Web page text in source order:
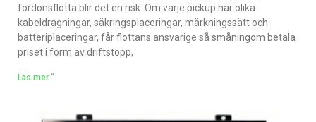
fordonsflotta blir det en risk. Om varje pickup har olika
kabeldragningar, säkringsplaceringar, märkningssätt och
batteriplaceringar, får flottans ansvarige så småningom betala
priset i form av driftstopp,
Läs mer "